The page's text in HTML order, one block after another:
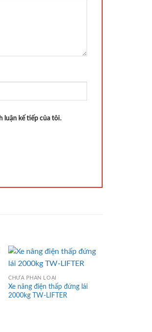
luận kế tiếp của tôi.
CHƯA PHÂN LOẠI
Xe nâng điện thấp đứng lái
2000kg TW-LIFTER